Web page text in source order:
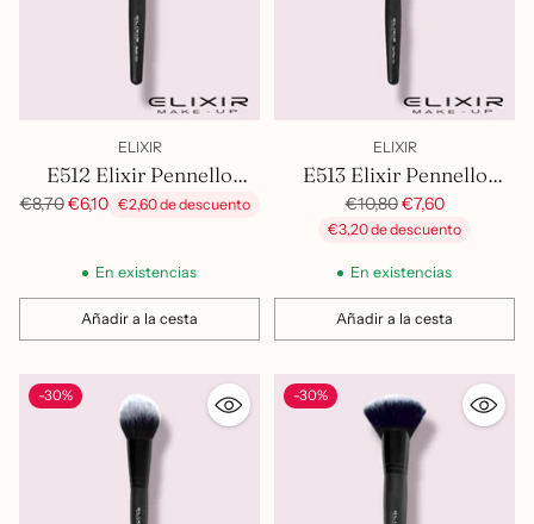
ELIXIR
E512 Elixir Pennello
Smussato Polveri
Precio
€8,70€6,10 €2,60 de descuento
En existencias
Añadir a la cesta
Cantidad
ELIXIR
E513 Elixir Pennello
Fondotinta Profilo Piatto
Doppia Fibra
Precio
habitual
€10,80€7,60
€3,20 de descuento
En existencias
Añadir a la cesta
Cantidad
-30% -30%